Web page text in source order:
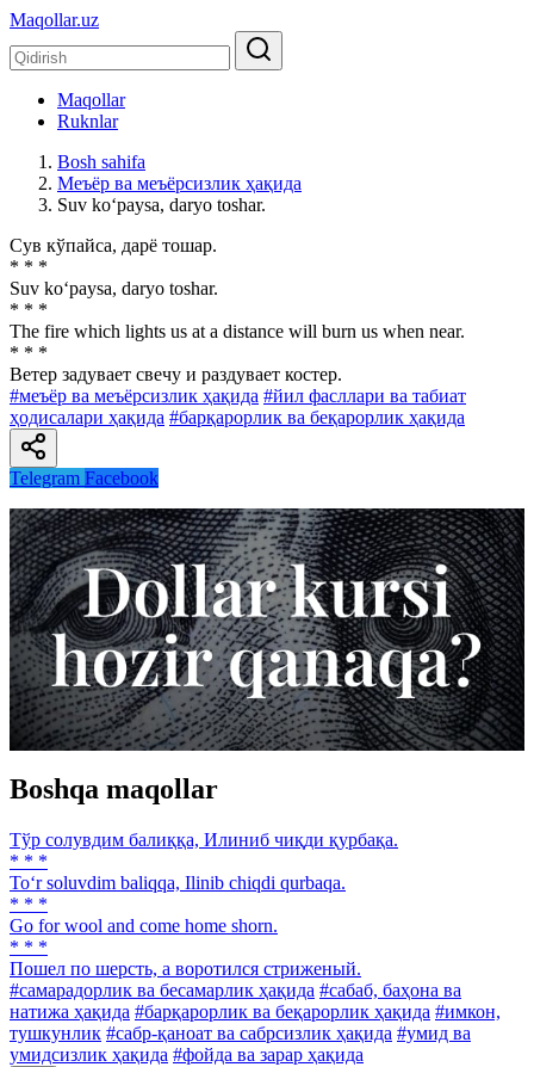
Maqollar.uz
Maqollar
Ruknlar
Bosh sahifa
Меъёр ва меъёрсизлик ҳақида
Suv ko‘paysa, daryo toshar.
Сув кўпайса, дарё тошар.
* * *
Suv ko‘paysa, daryo toshar.
* * *
The fire which lights us at a distance will burn us when near.
* * *
Ветер задувает свечу и раздувает костер.
#меъёр ва меъёрсизлик ҳақида #йил фасллари ва табиат
ҳодисалари ҳақида #барқарорлик ва беқарорлик ҳақида
Telegram Facebook
Boshqa maqollar
Тўр солувдим балиққа, Илиниб чиқди қурбақа.
* * *
To‘r soluvdim baliqqa, Ilinib chiqdi qurbaqa.
* * *
Go for wool and come home shorn.
* * *
Пошел по шерсть, а воротился стриженый.
#самарадорлик ва бесамарлик ҳақида #сабаб, баҳона ва
натижа ҳақида #барқарорлик ва беқарорлик ҳақида #имкон,
тушкунлик #сабр-қаноат ва сабрсизлик ҳақида #умид ва
умидсизлик ҳақида #фойда ва зарар ҳақида